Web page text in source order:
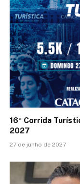
16ª Corrida
2027
27 de junho de 2027